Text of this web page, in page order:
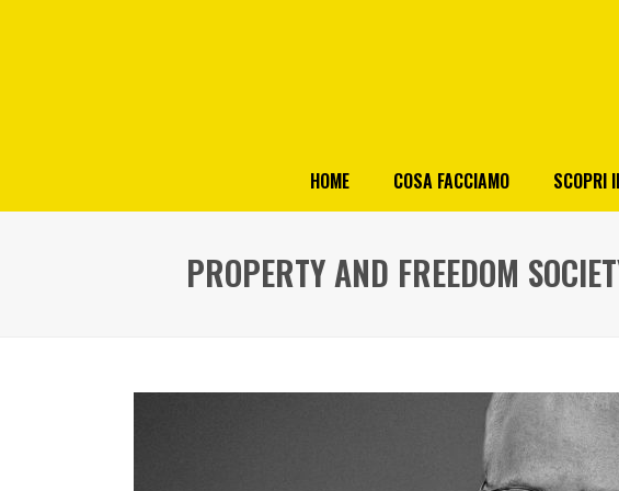
HOME COSA FACCIAMO SCOPRI
PROPERTY AND FREEDOM